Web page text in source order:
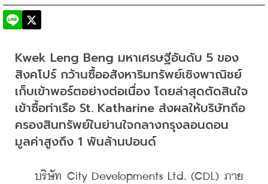
Kwek Leng Beng มหาเศรษฐีอันดับ 5 ของ
สิงคโปร์ กว้านซื้ออสังหาริมทรัพย์เชิงพาณิชย์
เก็บเข้าพอร์ตอย่างต่อเนื่อง โดยล่าสุดตัดสินใจ
เข้าซื้อท่าเรือ St. Katharine ส่งผลให้บริษัทถึอ
ครองสินทรัพย์ในย่านใจกลางกรุงลอนดอน
มูลค่าสูงถึง 1 พันล้านปอนด์
บริษัท City Developments Ltd. (CDL) ภาย